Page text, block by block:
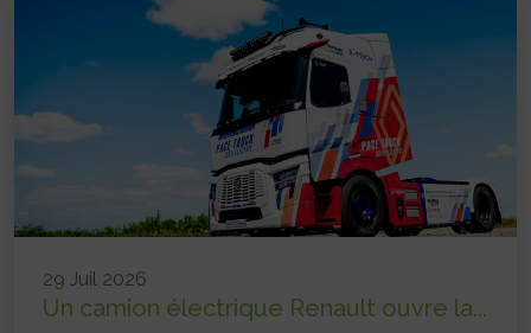
29 Juil 2026
Un camion électrique Renault ouvre la...